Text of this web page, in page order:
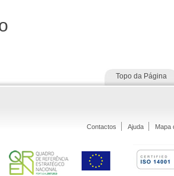
Topo da Página
Contactos Ajuda Mapa